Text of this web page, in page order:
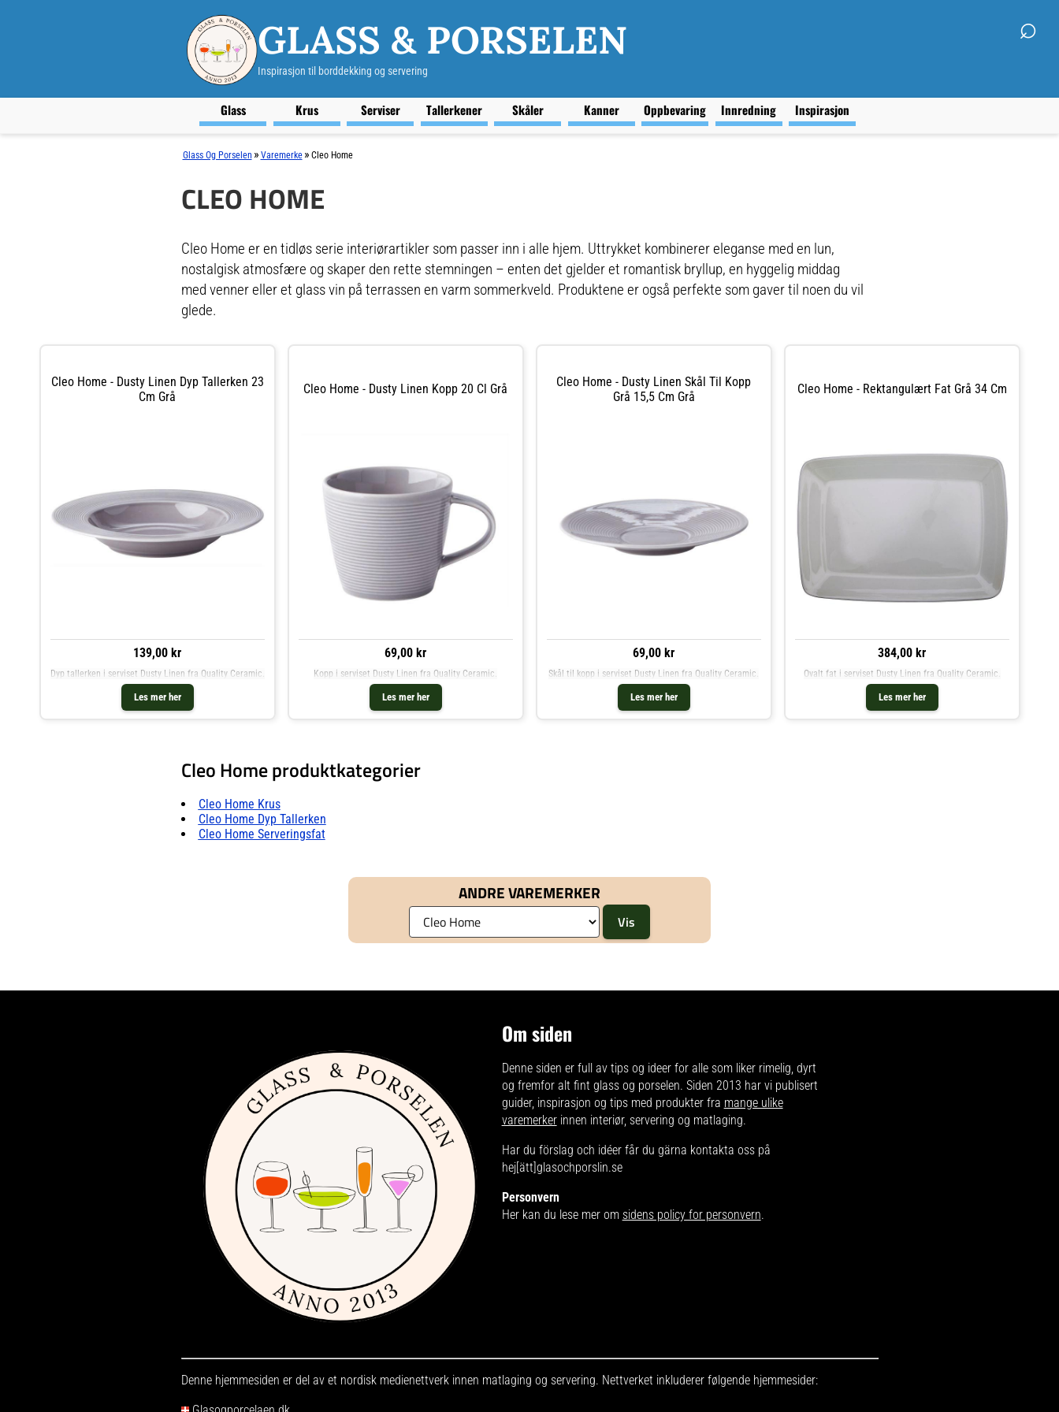
GLASS & PORSELEN
Inspirasjon til borddekking og servering
⌕
Glass Krus Serviser Tallerkener Skåler Kanner Oppbevaring Innredning Inspirasjon
Glass Og Porselen » Varemerke » Cleo Home
CLEO HOME
Cleo Home er en tidløs serie interiørartikler som passer inn i alle hjem. Uttrykket kombinerer eleganse med en lun,
nostalgisk atmosfære og skaper den rette stemningen – enten det gjelder et romantisk bryllup, en hyggelig middag
med venner eller et glass vin på terrassen en varm sommerkveld. Produktene er også perfekte som gaver til noen du vil
glede.
Cleo Home - Dusty Linen Dyp Tallerken 23
Cm Grå
139,00 kr
Les mer her
Dyp tallerken i serviset Dusty Linen fra Quality Ceramic.
Cleo Home - Dusty Linen Kopp 20 Cl Grå
69,00 kr
Les mer her
Kopp i serviset Dusty Linen fra Quality Ceramic.
Cleo Home - Dusty Linen Skål Til Kopp
Grå 15,5 Cm Grå
69,00 kr
Les mer her
Skål til kopp i serviset Dusty Linen fra Quality Ceramic.
Cleo Home - Rektangulært Fat Grå 34 Cm
384,00 kr
Les mer her
Ovalt fat i serviset Dusty Linen fra Quality Ceramic.
Cleo Home produktkategorier
Cleo Home Krus
Cleo Home Dyp Tallerken
Cleo Home Serveringsfat
ANDRE VAREMERKER
Om siden
Denne siden er full av tips og ideer for alle som liker rimelig, dyrt
og fremfor alt fint glass og porselen. Siden 2013 har vi publisert
guider, inspirasjon og tips med produkter fra mange ulike
varemerkerinnen interiør, servering og matlaging.
Har du förslag och idéer får du gärna kontakta oss på
hej[ätt]glasochporslin.se
Personvern
Her kan du lese mer om sidens policy for personvern.
Denne hjemmesiden er del av et nordisk medienettverk innen matlaging og servering. Nettverket inkluderer følgende hjemmesider: